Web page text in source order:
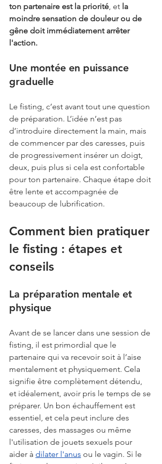
ton partenaire est la priorité, et la
moindre sensation de douleur ou de
gêne doit immédiatement arrêter
l'action.
Une montée en puissance
graduelle
Le fisting, c’est avant tout une question
de préparation. L’idée n’est pas
d’introduire directement la main, mais
de commencer par des caresses, puis
de progressivement insérer un doigt,
deux, puis plus si cela est confortable
pour ton partenaire. Chaque étape doit
être lente et accompagnée de
beaucoup de lubrification.
Comment bien pratiquer
le fisting : étapes et
conseils
La préparation mentale et
physique
Avant de se lancer dans une session de
fisting, il est primordial que le
partenaire qui va recevoir soit à l’aise
mentalement et physiquement. Cela
signifie être complètement détendu,
et idéalement, avoir pris le temps de se
préparer. Un bon échauffement est
essentiel, et cela peut inclure des
caresses, des massages ou même
l'utilisation de jouets sexuels pour
aider à dilater l'anus ou le vagin. Si le